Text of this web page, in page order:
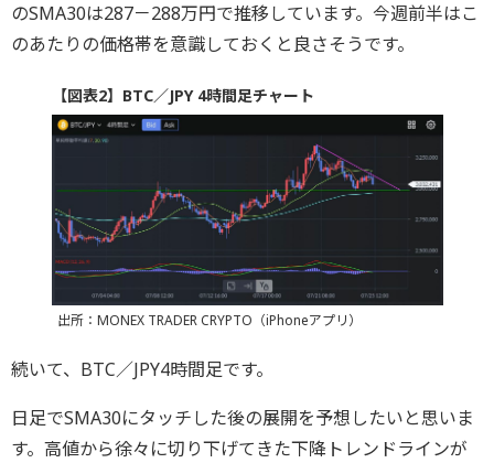
のSMA30は287－288万円で推移しています。今週前半はこ
のあたりの価格帯を意識しておくと良さそうです。
【図表2】BTC／JPY 4時間足チャート
出所：MONEX TRADER CRYPTO（iPhoneアプリ）
続いて、BTC／JPY4時間足です。
日足でSMA30にタッチした後の展開を予想したいと思いま
す。高値から徐々に切り下げてきた下降トレンドラインが